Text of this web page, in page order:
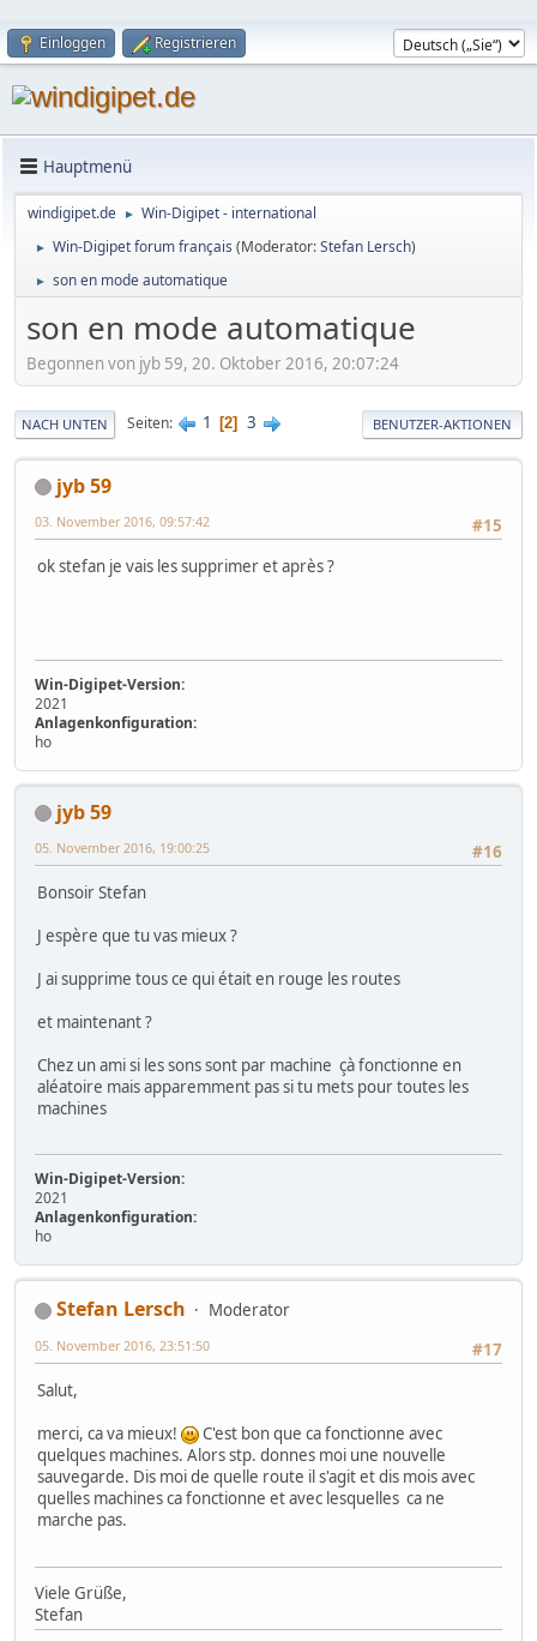
Einloggen Registrieren
Hauptmenü
windigipet.de ► Win-Digipet - international
► Win-Digipet forum français (Moderator:Stefan Lersch)
► son en mode automatique
son en mode automatique
Begonnen von jyb 59, 20. Oktober 2016, 20:07:24
NACH UNTEN Seiten 1 2 3 BENUTZER-AKTIONEN
jyb 59
#15
03. November 2016, 09:57:42
ok stefan je vais les supprimer et après ?
Win-Digipet-Version:
2021
Anlagenkonfiguration:
ho
jyb 59
#16
05. November 2016, 19:00:25
Bonsoir Stefan
J espère que tu vas mieux ?
J ai supprime tous ce qui était en rouge les routes
et maintenant ?
Chez un ami si les sons sont par machine çà fonctionne en
aléatoire mais apparemment pas si tu mets pour toutes les
machines
Win-Digipet-Version:
2021
Anlagenkonfiguration:
ho
Stefan Lersch
Moderator
#17
05. November 2016, 23:51:50
Salut,
merci, ca va mieux!
C'est bon que ca fonctionne avec
quelques machines. Alors stp. donnes moi une nouvelle
sauvegarde. Dis moi de quelle route il s'agit et dis mois avec
quelles machines ca fonctionne et avec lesquelles ca ne
marche pas.
Viele Grüße,
Stefan